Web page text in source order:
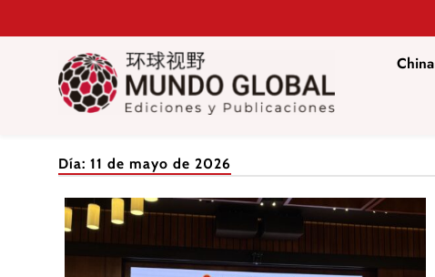
Mundo Global
China
Día: 11 de mayo de 2026